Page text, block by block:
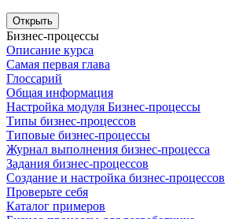
Открыть
Бизнес-процессы
Описание курса
Самая первая глава
Глоссарий
Общая информация
Настройка модуля Бизнес-процессы
Типы бизнес-процессов
Типовые бизнес-процессы
Журнал выполнения бизнес-процесса
Задания бизнес-процессов
Создание и настройка бизнес-процессов
Проверьте себя
Каталог примеров